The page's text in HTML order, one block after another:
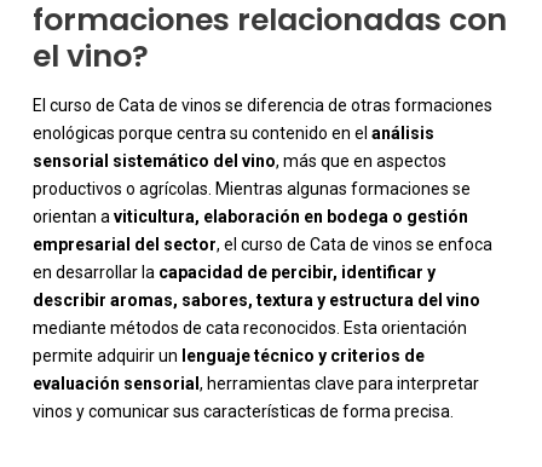
formaciones relacionadas con
el vino?
El curso de Cata de vinos se diferencia de otras formaciones
enológicas porque centra su contenido en el análisis
sensorial sistemático del vino, más que en aspectos
productivos o agrícolas. Mientras algunas formaciones se
orientan aviticultura, elaboración en bodega o gestión
empresarial del sector, el curso de Cata de vinos se enfoca
en desarrollar la capacidad de percibir, identificar y
describir aromas, sabores, textura y estructura del vino
mediante métodos de cata reconocidos. Esta orientación
permite adquirir un lenguaje técnico y criterios de
evaluación sensorial , herramientas clave para interpretar
vinos y comunicar sus características de forma precisa.
-